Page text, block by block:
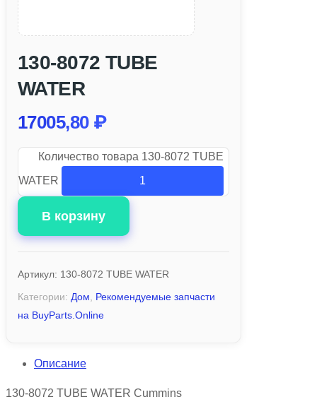
130-8072 TUBE
WATER
17005,80 ₽
Количество товара 130-8072 TUBE
WATER
В корзину
Артикул: 130-8072 TUBE WATER
Категории: Дом
Рекомендуемые запчасти
на BuyParts.Online
Описание
130-8072 TUBE WATER Cummins